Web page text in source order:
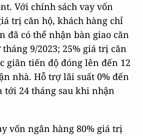
Với chính sách vay vốn
trị căn hộ, khách hàng chỉ
đã có thể nhận bàn giao căn
9/2023; 25% giá trị căn
giãn tiến độ đóng lên đến 12
nhà. Hỗ trợ lãi suất 0% đến
tới 24 tháng sau khi nhận
vốn ngân hàng 80% giá trị